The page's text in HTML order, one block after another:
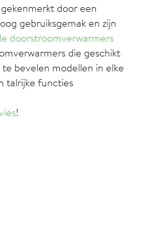
door een
gebruiksgemak en zijn
doorstroomverwarmers
die geschikt
bevelen modellen in elke
talrijke functies
!